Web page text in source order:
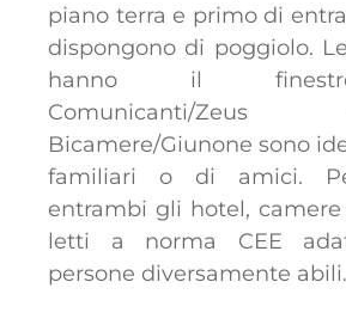
piano terra e primo di
dispongono di poggiolo.
hanno il
Comunicanti/
Bicamere/Giunone sono
familiari o di amici.
entrambi gli hotel,
letti a norma CEE
persone diversamente abili.